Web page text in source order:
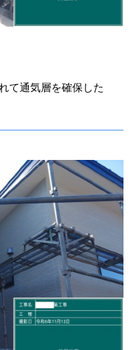
て通気層を確保した